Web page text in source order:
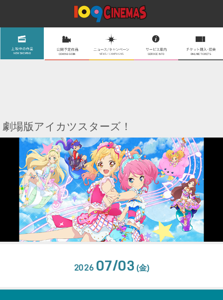
劇場版アイカツスターズ！
2026 07/03 (金)